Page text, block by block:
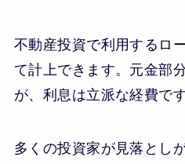
不動産投資で利用するロ
て計上できます。元金部
が、利息は立派な経費です
多くの投資家が見落とし